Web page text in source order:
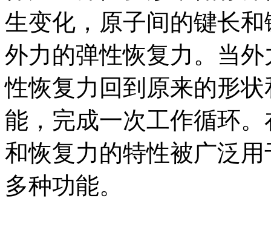
生变化，原子间的键长
外力的弹性恢复力。当
性恢复力回到原来的形
能，完成一次工作循环
和恢复力的特性被广泛
多种功能。